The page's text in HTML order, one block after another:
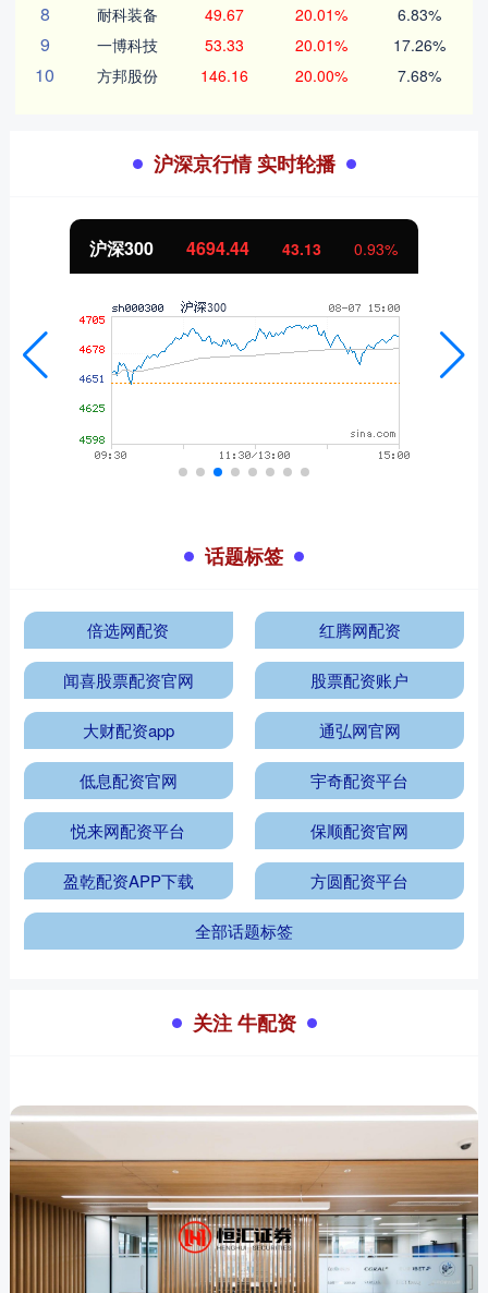
8 耐科装备 49.67 20.01% 6.83%
9 一博科技 53.33 20.01% 17.26%
10 方邦股份 146.16 20.00% 7.68%
沪深京行情 实时轮播
沪深300 4694.44 43.13 0.93%
话题标签
倍选网配资 红腾网配资
闻喜股票配资官网 股票配资账户
大财配资app 通弘网官网
低息配资官网 宇奇配资平台
悦来网配资平台 保顺配资官网
盈乾配资APP下载 方圆配资平台
全部话题标签
关注 牛配资